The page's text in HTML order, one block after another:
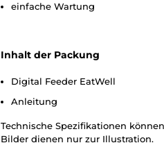
einfache Wartung
Inhalt der Packung
Digital Feeder EatWell
Anleitung
Technische Spezifikationen
Bilder dienen nur zur Illustration.